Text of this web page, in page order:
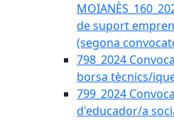
de suport
(segona
798_2024
borsa tècnics/
799_2024
d'educador/a